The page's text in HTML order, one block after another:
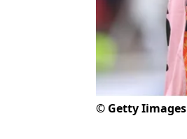
© Getty Iimages